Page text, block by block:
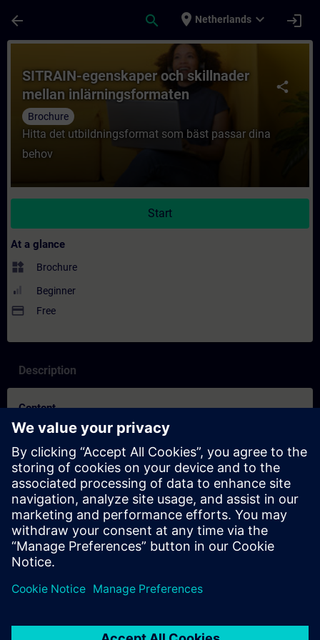
arrow_back search place Netherlands expand_more login
Course - SITRAIN-egenskaper och
share
SITRAIN-egenskaper och skillnader
mellan inlärningsformaten
Brochure
Hitta det utbildningsformat som bäst passar dina
behov
Start
At a glance
widgets Brochure
Beginner
payment Free
Description
Content
SITRAIN-egenskaper och skillnader mellan inlärningsformaten